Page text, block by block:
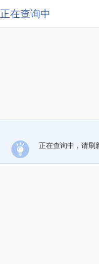
正在查询中
正在查询中，请刷